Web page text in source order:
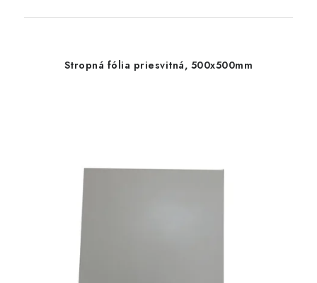
Stropná fólia priesvitná, 500x500mm